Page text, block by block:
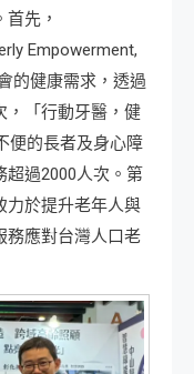
先，
Empowerment,
的健康需求，透過
，「行動牙醫，健
便的長者及身心障
過2000人次。第
力於提升老年人與
務應對台灣人口老